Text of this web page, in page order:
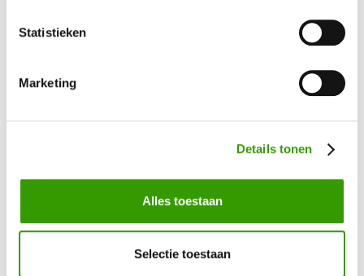
Statistieken
Marketing
Details tonen
Alles toestaan
Selectie toestaan
Naam*